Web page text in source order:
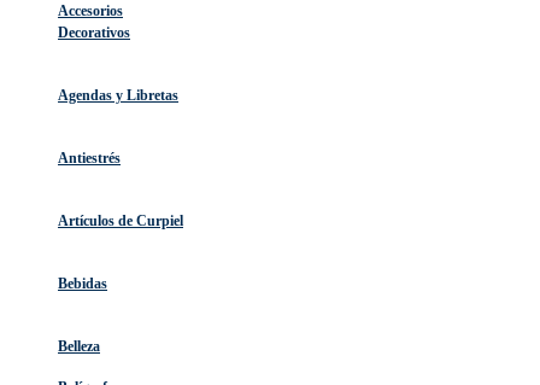
Accesorios
Decorativos
Agendas y Libretas
Antiestrés
Artículos de Curpiel
Bebidas
Belleza